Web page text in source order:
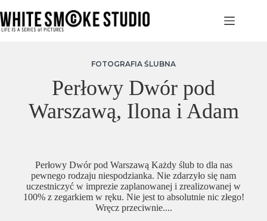
do
treści
FOTOGRAFIA ŚLUBNA
Perłowy Dwór pod
Warszawą, Ilona i Adam
Perłowy Dwór pod Warszawą Każdy ślub to dla nas
pewnego rodzaju niespodzianka. Nie zdarzyło się nam
uczestniczyć w imprezie zaplanowanej i zrealizowanej w
100% z zegarkiem w ręku. Nie jest to absolutnie nic złego!
Wręcz przeciwnie....